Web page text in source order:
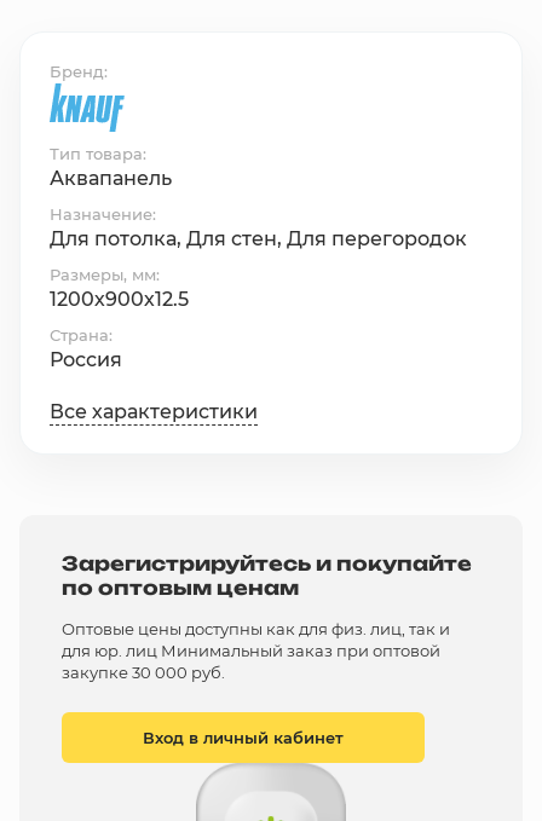
Бренд
Тип товара
Аквапанель
Назначение
Для потолка, Для стен, Для перегородок
Размеры, мм
1200х900х12.5
Страна
Россия
Все характеристики
Зарегистрируйтесь и покупайте
по оптовым ценам
Оптовые цены доступны как для физ. лиц, так и
для юр. лиц Минимальный заказ при оптовой
закупке 30 000 руб.
Вход в личный кабинет